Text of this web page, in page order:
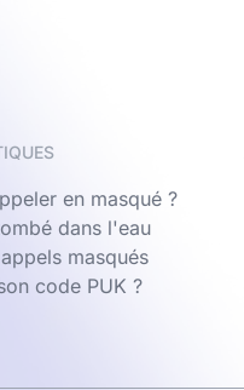
en masqué ?
dans l'eau
masqués
code PUK ?